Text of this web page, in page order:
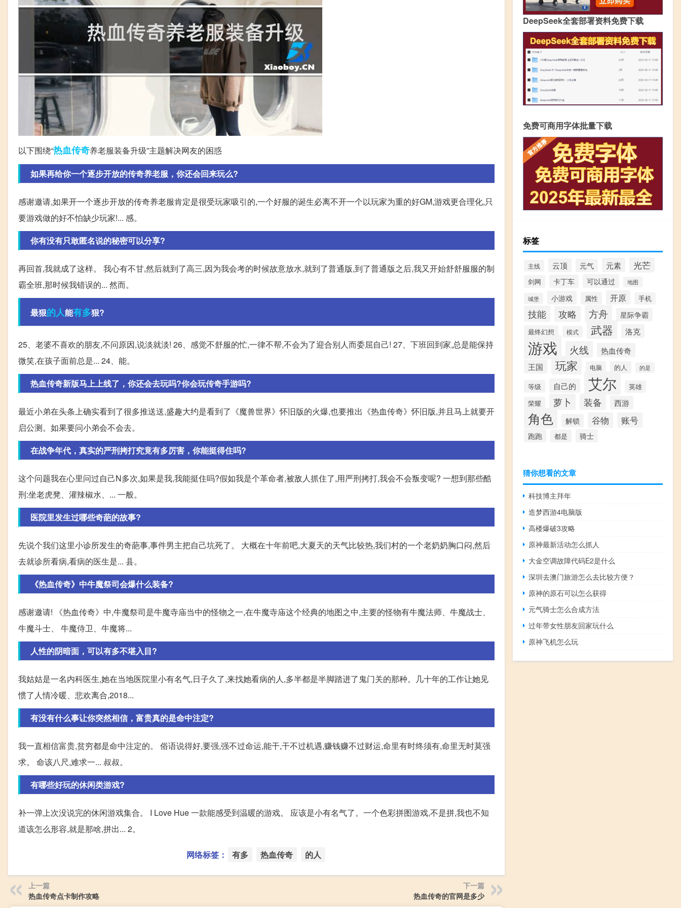
以下围绕“热血传奇养老服装备升级”主题解决网友的困惑
如果再给你一个逐步开放的传奇养老服，你还会回来玩么?
感谢邀请,如果开一个逐步开放的传奇养老服肯定是很受玩家吸引的,一个好服的诞生必离不开一个以玩家为重的好GM,游戏更合理化,只
要游戏做的好不怕缺少玩家!... 感。
你有没有只敢匿名说的秘密可以分享?
再回首,我就成了这样。 我心有不甘,然后就到了高三,因为我会考的时候故意放水,就到了普通版,到了普通版之后,我又开始舒舒服服的制
霸全班,那时候我错误的... 然而。
最狠的人能有多狠?
25、老婆不喜欢的朋友,不问原因,说淡就淡! 26、感觉不舒服的忙,一律不帮,不会为了迎合别人而委屈自己! 27、下班回到家,总是能保持
微笑,在孩子面前总是... 24、能。
热血传奇新版马上上线了，你还会去玩吗?你会玩传奇手游吗?
最近小弟在头条上确实看到了很多推送送,盛趣大约是看到了《魔兽世界》怀旧版的火爆,也要推出《热血传奇》怀旧版,并且马上就要开
启公测。如果要问小弟会不会去。
在战争年代，真实的严刑拷打究竟有多厉害，你能挺得住吗?
这个问题我在心里问过自己N多次,如果是我,我能挺住吗?假如我是个革命者,被敌人抓住了,用严刑拷打,我会不会叛变呢? 一想到那些酷
刑:坐老虎凳、灌辣椒水、... 一般。
医院里发生过哪些奇葩的故事?
先说个我们这里小诊所发生的奇葩事,事件男主把自己坑死了。 大概在十年前吧,大夏天的天气比较热,我们村的一个老奶奶胸口闷,然后
去就诊所看病,看病的医生是... 县。
《热血传奇》中牛魔祭司会爆什么装备?
感谢邀请! 《热血传奇》中,牛魔祭司是牛魔寺庙当中的怪物之一,在牛魔寺庙这个经典的地图之中,主要的怪物有牛魔法师、牛魔战士、
牛魔斗士、 牛魔侍卫、牛魔将...
人性的阴暗面，可以有多不堪入目?
我姑姑是一名内科医生,她在当地医院里小有名气,日子久了,来找她看病的人,多半都是半脚踏进了鬼门关的那种。几十年的工作让她见
惯了人情冷暖、悲欢离合,2018...
有没有什么事让你突然相信，富贵真的是命中注定?
我一直相信富贵,贫穷都是命中注定的。 俗语说得好,要强,强不过命运,能干,干不过机遇,赚钱赚不过财运,命里有时终须有,命里无时莫强
求。 命该八尺,难求一... 叔叔。
有哪些好玩的休闲类游戏?
补一弹上次没说完的休闲游戏集合。 I Love Hue 一款能感受到温暖的游戏。 应该是小有名气了。一个色彩拼图游戏,不是拼,我也不知
道该怎么形容,就是那啥,拼出... 2。
网络标签： 有多 热血传奇 的人
上一篇
热血传奇点卡制作攻略
下一篇
热血传奇的官网是多少
DeepSeek全套部署资料免费下载
免费可商用字体批量下载
标签
主线 云顶 元气 元素 光芒
剑网 卡丁车 可以通过 地图
城堡 小游戏 属性 开原 手机
技能 攻略 方舟 星际争霸
最终幻想 模式 武器 洛克
游戏 火线 热血传奇
王国 玩家 电脑 的人 的是
等级 自己的 艾尔 英雄
荣耀 萝卜 装备 西游
角色 解锁 谷物 账号
跑跑 都是 骑士
猜你想看的文章
科技博主拜年
造梦西游4电脑版
高楼爆破3攻略
原神最新活动怎么抓人
大金空调故障代码E2是什么
深圳去澳门旅游怎么去比较方便？
原神的原石可以怎么获得
元气骑士怎么合成方法
过年带女性朋友回家玩什么
原神飞机怎么玩